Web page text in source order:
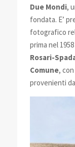
Due Mondi,
fondata. E’
fotografico
prima nel
Rosari-
Comune,
provenienti